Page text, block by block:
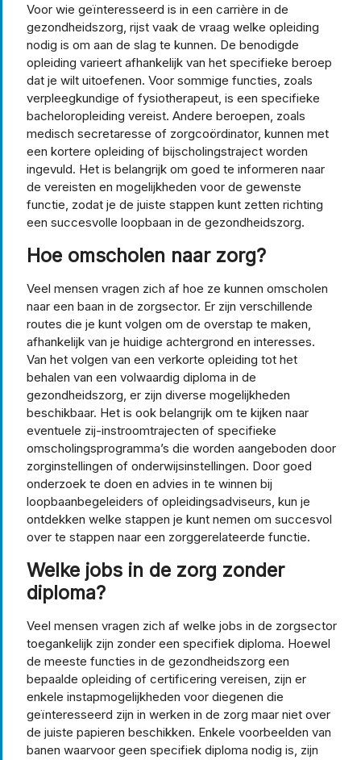
Voor wie geïnteresseerd is in een carrière in de
gezondheidszorg, rijst vaak de vraag welke opleiding
nodig is om aan de slag te kunnen. De benodigde
opleiding varieert afhankelijk van het specifieke beroep
dat je wilt uitoefenen. Voor sommige functies, zoals
verpleegkundige of fysiotherapeut, is een specifieke
bacheloropleiding vereist. Andere beroepen, zoals
medisch secretaresse of zorgcoördinator, kunnen met
een kortere opleiding of bijscholingstraject worden
ingevuld. Het is belangrijk om goed te informeren naar
de vereisten en mogelijkheden voor de gewenste
functie, zodat je de juiste stappen kunt zetten richting
een succesvolle loopbaan in de gezondheidszorg.
Hoe omscholen naar zorg?
Veel mensen vragen zich af hoe ze kunnen omscholen
naar een baan in de zorgsector. Er zijn verschillende
routes die je kunt volgen om de overstap te maken,
afhankelijk van je huidige achtergrond en interesses.
Van het volgen van een verkorte opleiding tot het
behalen van een volwaardig diploma in de
gezondheidszorg, er zijn diverse mogelijkheden
beschikbaar. Het is ook belangrijk om te kijken naar
eventuele zij-instroomtrajecten of specifieke
omscholingsprogramma’s die worden aangeboden door
zorginstellingen of onderwijsinstellingen. Door goed
onderzoek te doen en advies in te winnen bij
loopbaanbegeleiders of opleidingsadviseurs, kun je
ontdekken welke stappen je kunt nemen om succesvol
over te stappen naar een zorggerelateerde functie.
Welke jobs in de zorg zonder
diploma?
Veel mensen vragen zich af welke jobs in de zorgsector
toegankelijk zijn zonder een specifiek diploma. Hoewel
de meeste functies in de gezondheidszorg een
bepaalde opleiding of certificering vereisen, zijn er
enkele instapmogelijkheden voor diegenen die
geïnteresseerd zijn in werken in de zorg maar niet over
de juiste papieren beschikken. Enkele voorbeelden van
banen waarvoor geen specifiek diploma nodig is, zijn